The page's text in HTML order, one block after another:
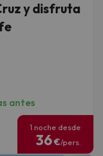
y disfruta
antes
1 noche desde
36€/pers.